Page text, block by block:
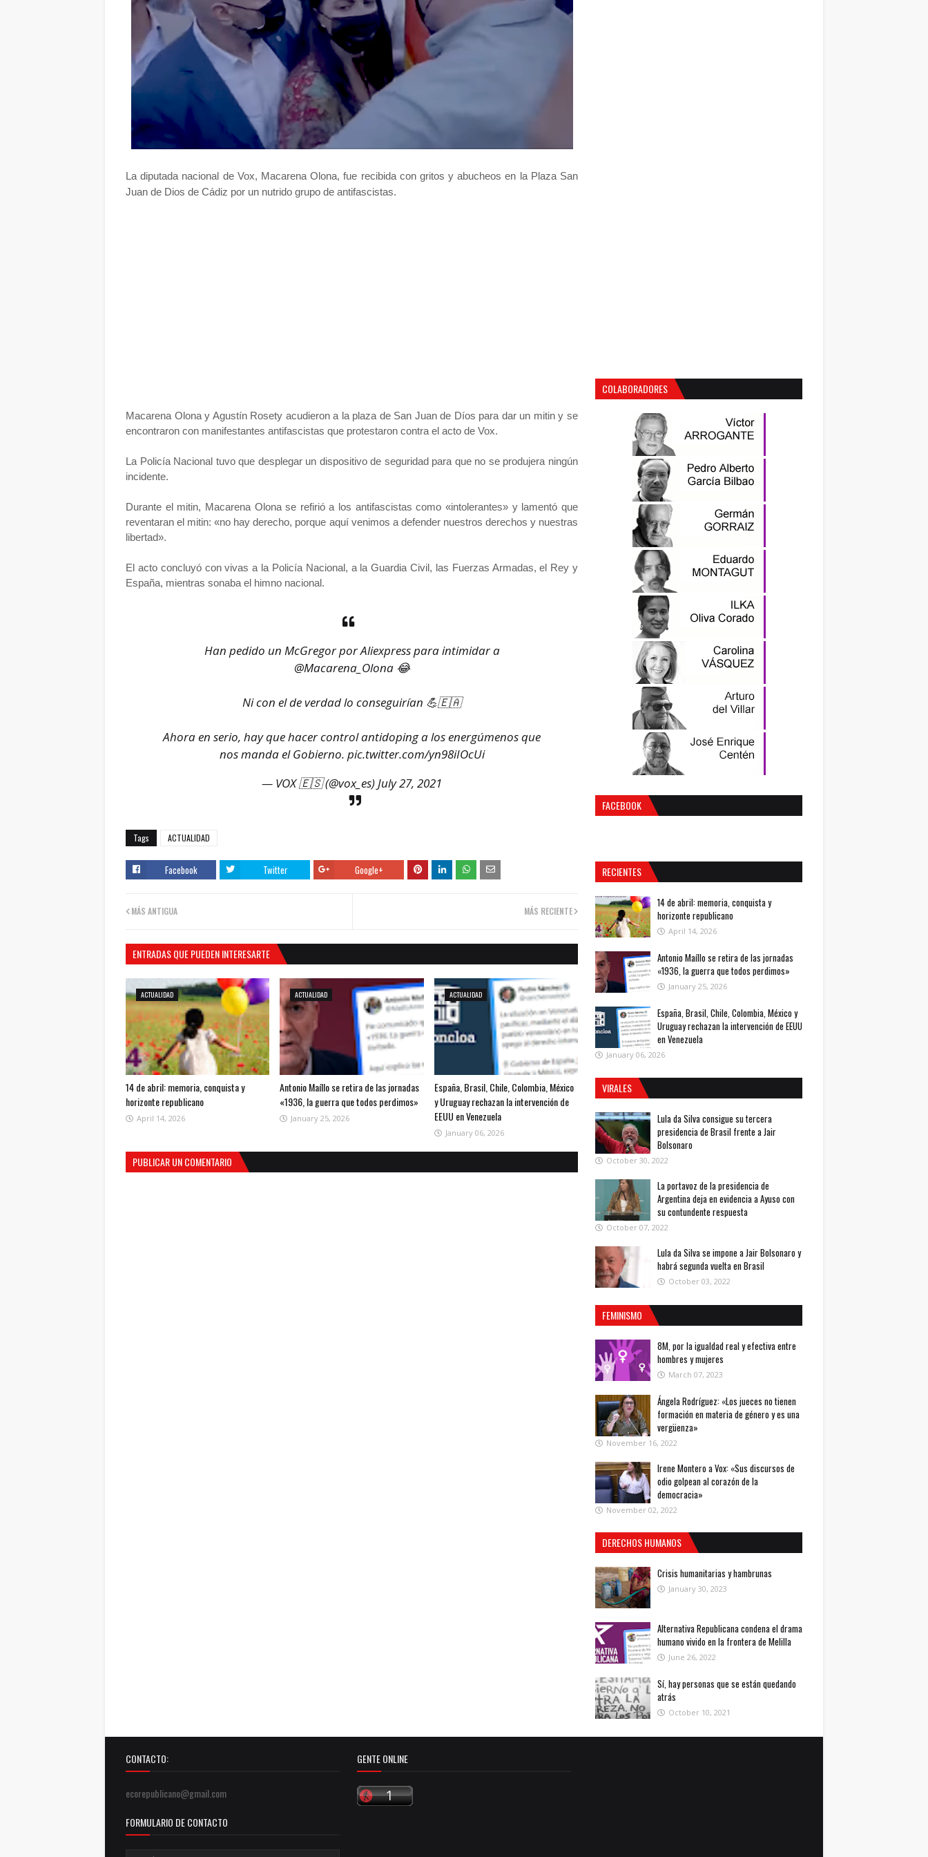
La diputada nacional de Vox, Macarena Olona, fue recibida con gritos y abucheos en la Plaza San
Juan de Dios de Cádiz por un nutrido grupo de antifascistas.
Macarena Olona y Agustín Rosety acudieron a la plaza de San Juan de Díos para dar un mitin y se
encontraron con manifestantes antifascistas que protestaron contra el acto de Vox.
La Policía Nacional tuvo que desplegar un dispositivo de seguridad para que no se produjera ningún
incidente.
Durante el mitin, Macarena Olona se refirió a los antifascistas como «intolerantes» y lamentó que
reventaran el mitin: «no hay derecho, porque aquí venimos a defender nuestros derechos y nuestras
libertad».
El acto concluyó con vivas a la Policía Nacional, a la Guardia Civil, las Fuerzas Armadas, el Rey y
España, mientras sonaba el himno nacional.
Han pedido un McGregor por Aliexpress para intimidar a
@Macarena_Olona😂
Ni con el de verdad lo conseguirían 💪🇪🇦
Ahora en serio, hay que hacer control antidoping a los energúmenos que
nos manda el Gobierno. pic.twitter.com/yn98iIOcUi
— VOX 🇪🇸 (@vox_es)July 27, 2021
Tags ACTUALIDAD
Facebook Twitter Google+
MÁS RECIENTE
MÁS ANTIGUA
ENTRADAS QUE PUEDEN INTERESARTE
ACTUALIDAD
14 de abril: memoria, conquista y
horizonte republicano
April 14, 2026
ACTUALIDAD
Antonio Maíllo se retira de las jornadas
«1936, la guerra que todos perdimos»
January 25, 2026
ACTUALIDAD
España, Brasil, Chile, Colombia, México
y Uruguay rechazan la intervención de
EEUU en Venezuela
January 06, 2026
PUBLICAR UN COMENTARIO
COLABORADORES
FACEBOOK
RECIENTES
14 de abril: memoria, conquista y
horizonte republicano
April 14, 2026
Antonio Maíllo se retira de las jornadas
«1936, la guerra que todos perdimos»
January 25, 2026
España, Brasil, Chile, Colombia, México y
Uruguay rechazan la intervención de EEUU
en Venezuela
January 06, 2026
VIRALES
Lula da Silva consigue su tercera
presidencia de Brasil frente a Jair
Bolsonaro
October 30, 2022
La portavoz de la presidencia de
Argentina deja en evidencia a Ayuso con
su contundente respuesta
October 07, 2022
Lula da Silva se impone a Jair Bolsonaro y
habrá segunda vuelta en Brasil
October 03, 2022
FEMINISMO
8M, por la igualdad real y efectiva entre
hombres y mujeres
March 07, 2023
Ángela Rodríguez: «Los jueces no tienen
formación en materia de género y es una
vergüenza»
November 16, 2022
Irene Montero a Vox: «Sus discursos de
odio golpean al corazón de la
democracia»
November 02, 2022
DERECHOS HUMANOS
Crisis humanitarias y hambrunas
January 30, 2023
Alternativa Republicana condena el drama
humano vivido en la frontera de Melilla
June 26, 2022
Sí, hay personas que se están quedando
atrás
October 10, 2021
CONTACTO:
ecorepublicano@gmail.com
FORMULARIO DE CONTACTO
GENTE ONLINE